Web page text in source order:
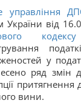
управління
України від
кодексу
у
ряд змін
притягнення
вини.